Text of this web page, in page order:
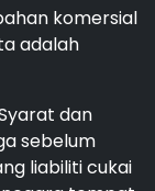
komersial
adalah
dan
sebelum
liabiliti cukai